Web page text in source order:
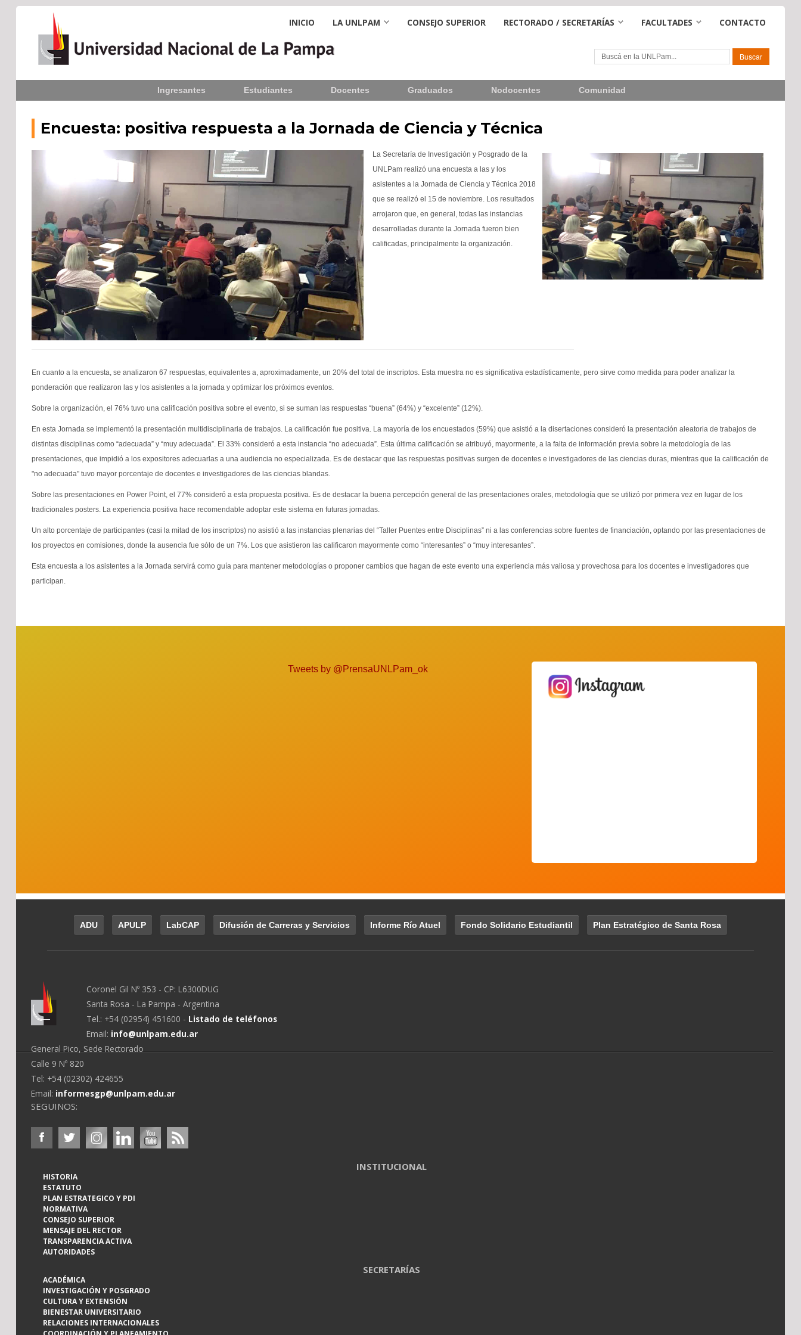
La UNLPam
Consejo Superior
Rectorado / Secretarías
Seguínosen:
INICIO LA UNLPAM CONSEJO SUPERIOR RECTORADO / SECRETARÍAS FACULTADES CONTACTO
Ingresantes Estudiantes Docentes Graduados Nodocentes Comunidad
Encuesta: positiva respuesta a la Jornada de Ciencia y Técnica
La Secretaría de Investigación y Posgrado de la
UNLPam realizó una encuesta a las y los
asistentes a la Jornada de Ciencia y Técnica 2018
que se realizó el 15 de noviembre. Los resultados
arrojaron que, en general, todas las instancias
desarrolladas durante la Jornada fueron bien
calificadas, principalmente la organización.
En cuanto a la encuesta, se analizaron 67 respuestas, equivalentes a, aproximadamente, un 20% del total de inscriptos. Esta muestra no es significativa estadísticamente, pero sirve como medida para poder analizar la
ponderación que realizaron las y los asistentes a la jornada y optimizar los próximos eventos.
Sobre la organización, el 76% tuvo una calificación positiva sobre el evento, si se suman las respuestas “buena” (64%) y “excelente” (12%).
En esta Jornada se implementó la presentación multidisciplinaria de trabajos. La calificación fue positiva. La mayoría de los encuestados (59%) que asistió a la disertaciones consideró la presentación aleatoria de trabajos de
distintas disciplinas como “adecuada” y “muy adecuada”. El 33% consideró a esta instancia “no adecuada”. Esta última calificación se atribuyó, mayormente, a la falta de información previa sobre la metodología de las
presentaciones, que impidió a los expositores adecuarlas a una audiencia no especializada. Es de destacar que las respuestas positivas surgen de docentes e investigadores de las ciencias duras, mientras que la calificación de
"no adecuada" tuvo mayor porcentaje de docentes e investigadores de las ciencias blandas.
Sobre las presentaciones en Power Point, el 77% consideró a esta propuesta positiva. Es de destacar la buena percepción general de las presentaciones orales, metodología que se utilizó por primera vez en lugar de los
tradicionales posters. La experiencia positiva hace recomendable adoptar este sistema en futuras jornadas.
Un alto porcentaje de participantes (casi la mitad de los inscriptos) no asistió a las instancias plenarias del “Taller Puentes entre Disciplinas” ni a las conferencias sobre fuentes de financiación, optando por las presentaciones de
los proyectos en comisiones, donde la ausencia fue sólo de un 7%. Los que asistieron las calificaron mayormente como “interesantes” o “muy interesantes”.
Esta encuesta a los asistentes a la Jornada servirá como guía para mantener metodologías o proponer cambios que hagan de este evento una experiencia más valiosa y provechosa para los docentes e investigadores que
participan.
Tweets by @PrensaUNLPam_ok
ADU APULP LabCAP Difusión de Carreras y Servicios Informe Río Atuel Fondo Solidario Estudiantil Plan Estratégico de Santa Rosa
Coronel Gil Nº 353 - CP: L6300DUG
Santa Rosa - La Pampa - Argentina
Tel.: +54 (02954) 451600 - Listado de teléfonos
Email: info@unlpam.edu.ar
General Pico, Sede Rectorado
Calle 9 Nº 820
Tel: +54 (02302) 424655
Email: informesgp@unlpam.edu.ar
SEGUINOS:
INSTITUCIONAL
HISTORIA
ESTATUTO
PLAN ESTRATEGICO Y PDI
NORMATIVA
CONSEJO SUPERIOR
MENSAJE DEL RECTOR
TRANSPARENCIA ACTIVA
AUTORIDADES
SECRETARÍAS
ACADÉMICA
INVESTIGACIÓN Y POSGRADO
CULTURA Y EXTENSIÓN
BIENESTAR UNIVERSITARIO
RELACIONES INTERNACIONALES